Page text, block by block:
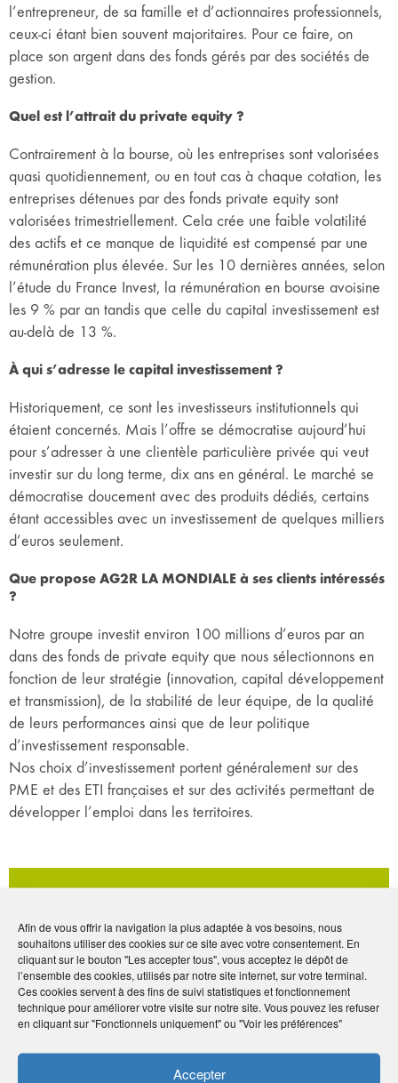
Afin de vous offrir la navigation la plus adaptée à vos besoins, nous
souhaitons utiliser des cookies sur ce site avec votre consentement. En
cliquant sur le bouton "Les accepter tous", vous acceptez le dépôt de
l’ensemble des cookies, utilisés par notre site internet, sur votre terminal.
Ces cookies servent à des fins de suivi statistiques et fonctionnement
technique pour améliorer votre visite sur notre site. Vous pouvez les refuser
en cliquant sur "Fonctionnels uniquement" ou "Voir les préférences"
Accepter
l’entrepreneur, de sa famille et d’actionnaires professionnels,
ceux-ci étant bien souvent majoritaires. Pour ce faire, on
place son argent dans des fonds gérés par des sociétés de
gestion.
Quel est l’attrait du private equity ?
Contrairement à la bourse, où les entreprises sont valorisées
quasi quotidiennement, ou en tout cas à chaque cotation, les
entreprises détenues par des fonds private equity sont
valorisées trimestriellement. Cela crée une faible volatilité
des actifs et ce manque de liquidité est compensé par une
rémunération plus élevée. Sur les 10 dernières années, selon
l’étude du France Invest, la rémunération en bourse avoisine
les 9 % par an tandis que celle du capital investissement est
au-delà de 13 %.
À qui s’adresse le capital investissement ?
Historiquement, ce sont les investisseurs institutionnels qui
étaient concernés. Mais l’offre se démocratise aujourd’hui
pour s’adresser à une clientèle particulière privée qui veut
investir sur du long terme, dix ans en général. Le marché se
démocratise doucement avec des produits dédiés, certains
étant accessibles avec un investissement de quelques milliers
d’euros seulement.
Que propose AG2R LA MONDIALE à ses clients intéressés
?
Notre groupe investit environ 100 millions d’euros par an
dans des fonds de private equity que nous sélectionnons en
fonction de leur stratégie (innovation, capital développement
et transmission), de la stabilité de leur équipe, de la qualité
de leurs performances ainsi que de leur politique
d’investissement responsable.
Nos choix d’investissement portent généralement sur des
PME et des ETI françaises et sur des activités permettant de
développer l’emploi dans les territoires.
Retrouvez tous les épisodes sur les
placements
ÉPISODE 1
« En matière de placements, l’imagination n’a pas
de limites ! » – Interview de Philippe Crevel,
directeur du Cercle de l’Épargne